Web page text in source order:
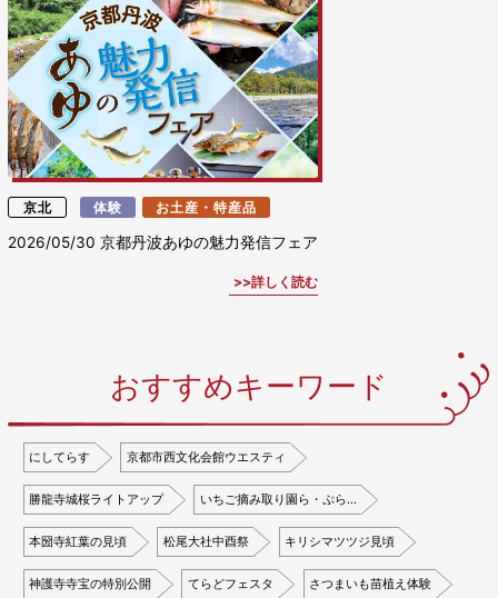
京北 体験 お土産・特産品
2026/05/30京都丹波あゆの魅力発信フェア
詳しく読む
おすすめキーワード
にしてらす 京都市西文化会館ウエスティ
勝龍寺城桜ライトアップ いちご摘み取り園ら・ぷら…
本圀寺紅葉の見頃 松尾大社中酉祭 キリシマツツジ見頃
神護寺寺宝の特別公開 てらどフェスタ さつまいも苗植え体験